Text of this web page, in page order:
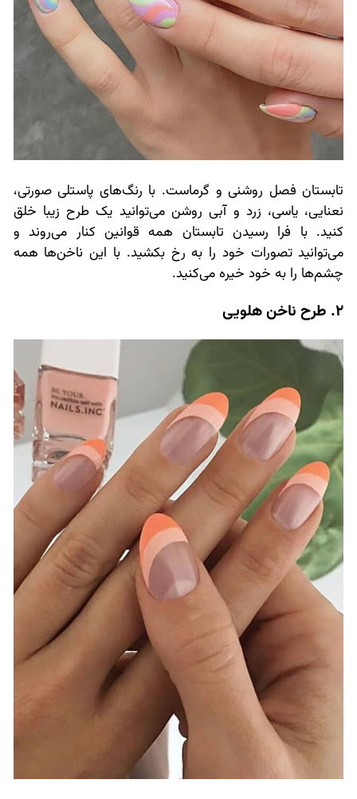
تابستان فصل روشنی و گرماست. با رنگ‌های پاستلی صورتی،
نعنایی، یاسی، زرد و آبی روشن می‌توانید یک طرح زیبا خلق
کنید. با فرا رسیدن تابستان همه قوانین کنار می‌روند و
می‌توانید تصورات خود را به رخ بکشید. با این ناخن‌ها همه
چشم‌ها را به خود خیره می‌کنید.
2. طرح ناخن هلویی